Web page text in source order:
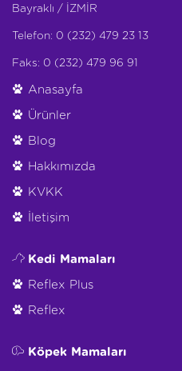
Bayraklı / İZMİR
Telefon: 0 (232) 479 23 13
Faks: 0 (232) 479 96 91
Anasayfa
Ürünler
Blog
Hakkımızda
KVKK
İletişim
Kedi Mamaları
Reflex Plus
Reflex
Köpek Mamaları